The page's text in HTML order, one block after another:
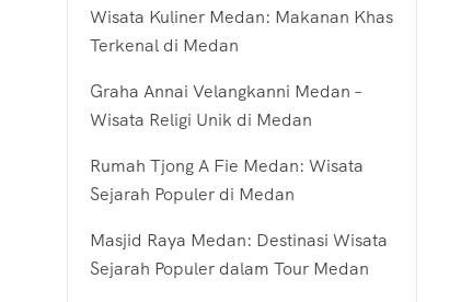
Wisata Kuliner Medan: Makanan Khas
Terkenal di Medan
Graha Annai Velangkanni Medan –
Wisata Religi Unik di Medan
Rumah Tjong A Fie Medan: Wisata
Sejarah Populer di Medan
Masjid Raya Medan: Destinasi Wisata
Sejarah Populer dalam Tour Medan